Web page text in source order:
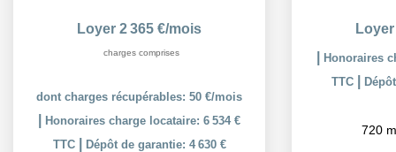
Loyer 2 365 €/mois
charges comprises
dont charges récupérables: 50 €/mois
Honoraires charge locataire: 6 534 €
TTC
Dépôt de garantie: 4 630 €
Honoraires
TTC
720